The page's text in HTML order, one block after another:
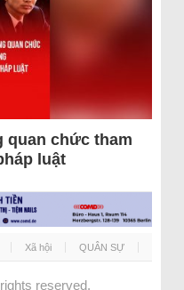
quan chức tham
luật
Xã hội QUÂN SỰ
reserved.